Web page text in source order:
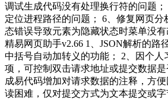
调试生成代码没有处理换行符的问题
定位进程路径的问题； 6、修复网页分
态错误导致元素为隐藏状态时菜单没有
精易网页助手v2.66 1、JSON解析的路
中括号自动加转义的功能； 2、因个人
项，可控制双击请求地址或提交数据
成易代码增加对请求数据的注释，方
读困难，仅对提交方式为文本提交或